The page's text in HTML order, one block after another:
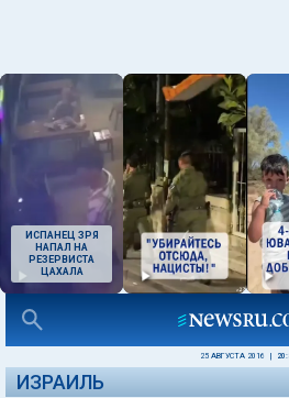
ИСПАНЕЦ ЗРЯ
НАПАЛ НА
РЕЗЕРВИСТА
ЦАХАЛА
25 АВГУСТА 2016
ИЗРАИЛЬ